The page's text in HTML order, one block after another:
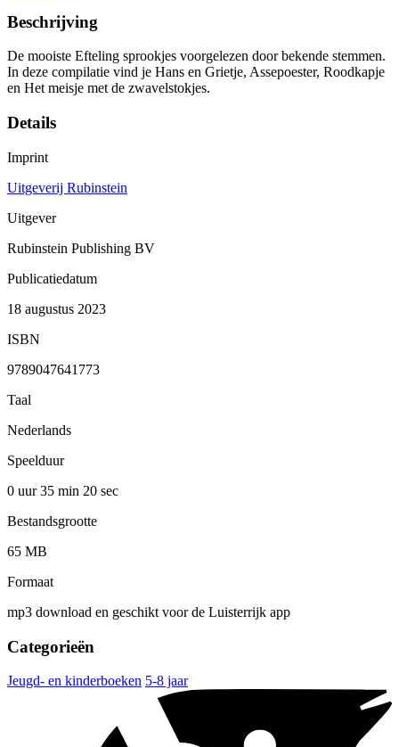
Beschrijving
De mooiste Efteling sprookjes voorgelezen door bekende stemmen.
In deze compilatie vind je Hans en Grietje, Assepoester, Roodkapje
en Het meisje met de zwavelstokjes.
Details
Imprint
Uitgeverij Rubinstein
Uitgever
Rubinstein Publishing BV
Publicatiedatum
18 augustus 2023
ISBN
9789047641773
Taal
Nederlands
Speelduur
0 uur 35 min 20 sec
Bestandsgrootte
65 MB
Formaat
mp3 download en geschikt voor de Luisterrijk app
Categorieën
Jeugd- en kinderboeken 5-8 jaar